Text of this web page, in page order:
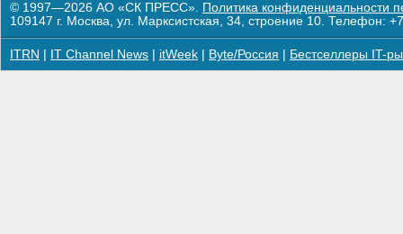
© 1997—2026 АО «СК ПРЕСС». Политика конфиденциальности
109147 г. Москва, ул. Марксистская, 34, строение 10. Телефон:
ITRN IT Channel News itWeek Byte/Россия Бестселлеры IT-